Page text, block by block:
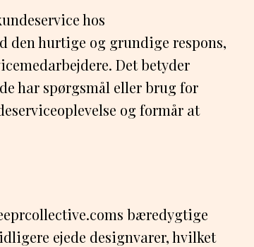
hos
den hurtige og grundige respons,
Det betyder
har spørgsmål eller brug for
og formår at
bæredygtige
ejede designvarer, hvilket